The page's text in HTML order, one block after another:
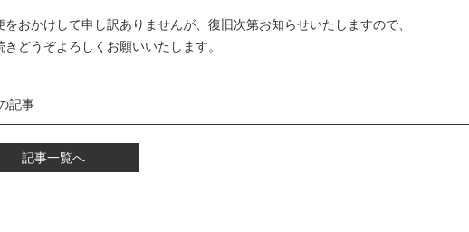
をおかけして申し訳ありませんが、復旧次第お知らせいたしますので、
きどうぞよろしくお願いいたします。
記事
記事一覧へ